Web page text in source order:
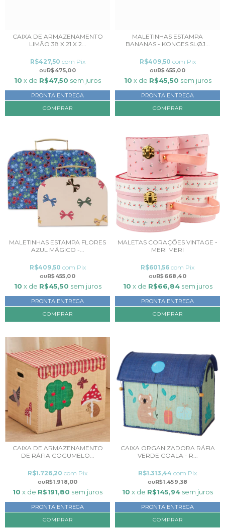
CAIXA DE ARMAZENAMENTO
LIMÃO 38 X 21 X 2...
R$475,00
R$427,50 com Pix
10 x de R$47,50 sem juros
PRONTA ENTREGA
MALETINHAS ESTAMPA
BANANAS - KONGES SLØJ...
R$455,00
R$409,50 com Pix
10 x de R$45,50 sem juros
PRONTA ENTREGA
MALETINHAS ESTAMPA FLORES
AZUL MÁGICO -...
R$455,00
R$409,50 com Pix
10 x de R$45,50 sem juros
PRONTA ENTREGA
MALETAS CORAÇÕES VINTAGE -
MERI MERI
R$668,40
R$601,56 com Pix
10 x de R$66,84 sem juros
PRONTA ENTREGA
CAIXA DE ARMAZENAMENTO
DE RÁFIA COGUMELO...
R$1.918,00
R$1.726,20 com Pix
10 x de R$191,80 sem juros
PRONTA ENTREGA
CAIXA ORGANIZADORA RÁFIA
VERDE COALA - R...
R$1.459,38
R$1.313,44 com Pix
10 x de R$145,94 sem juros
PRONTA ENTREGA